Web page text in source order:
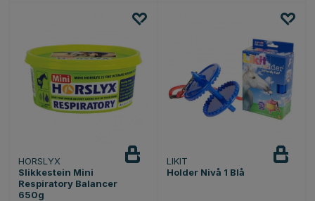
HORSLYX
Slikkestein Mini
Respiratory Balancer
650g
LIKIT
Holder Nivå 1 Blå